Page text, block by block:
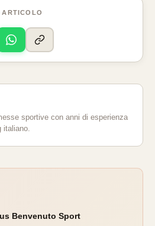
ARTICOLO
sportive con anni di esperienza
italiano.
Benvenuto Sport